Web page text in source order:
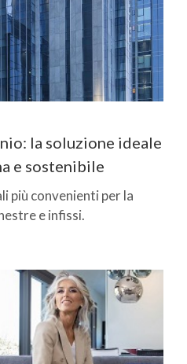
la soluzione ideale
e sostenibile
più convenienti per la
e infissi.